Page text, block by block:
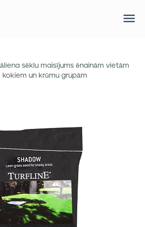
sēklu maisījums ēnainām vietām
un krūmu grupām